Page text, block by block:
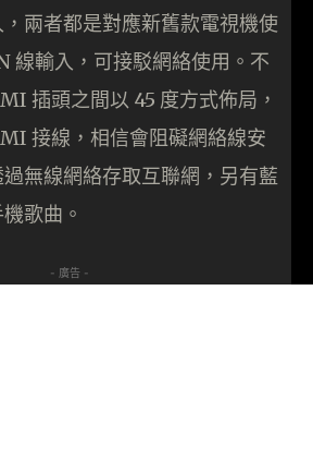
兩者都是對應新舊款電視機使
線輸入，可接駁網絡使用。不
插頭之間以 45 度方式佈局，
接線，相信會阻礙網絡線安
無線網絡存取互聯網，另有藍
歌曲。
- 廣告 -